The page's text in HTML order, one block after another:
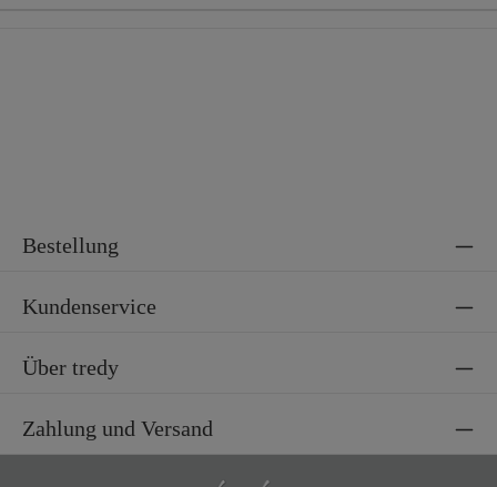
Bestellung
Kundenservice
Über tredy
Zahlung und Versand